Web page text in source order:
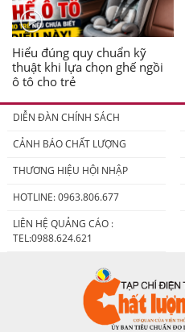
Hiểu đúng quy chuẩn kỹ
thuật khi lựa chọn ghế ngồi
ô tô cho trẻ
DIỄN ĐÀN CHÍNH SÁCH
CẢNH BÁO CHẤT LƯỢNG
THƯƠNG HIỆU HỘI NHẬP
HOTLINE: 0963.806.677
LIÊN HỆ QUẢNG CÁO :
TEL:0988.624.621